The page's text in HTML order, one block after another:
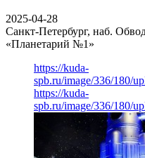
2025-04-28
Санкт-Петербург, наб.
«Планетарий №1»
https://kuda-
spb.ru/image/336/180/
https://kuda-
spb.ru/image/336/180/